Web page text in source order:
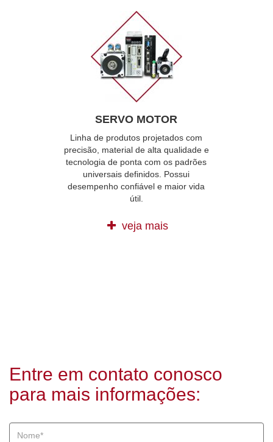
SERVO MOTOR
Linha de produtos projetados com
precisão, material de alta qualidade e
tecnologia de ponta com os padrões
universais definidos. Possui
desempenho confiável e maior vida
útil.
veja mais
Entre em contato conosco
para mais informações: